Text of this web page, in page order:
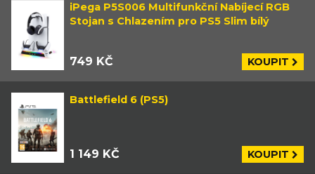
iPega P5S006 Multifunkční Nabíjecí RGB
Stojan s Chlazením pro PS5 Slim bílý
749 KČ KOUPIT
Battlefield 6 (PS5)
1 149 KČ KOUPIT